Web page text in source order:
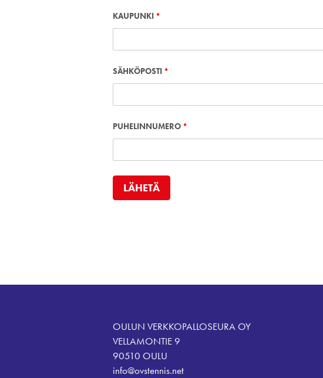
KAUPUNKI *
SÄHKÖPOSTI *
PUHELINNUMERO *
OULUN VERKKOPALLOSEURA OY
VELLAMONTIE 9
90510 OULU
info@ovstennis.net